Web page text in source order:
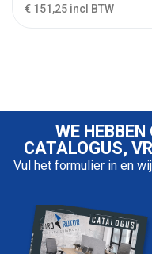
€ 151,25 incl BTW
WE HEBBEN
CATALOGUS,
Vul het formulier in en